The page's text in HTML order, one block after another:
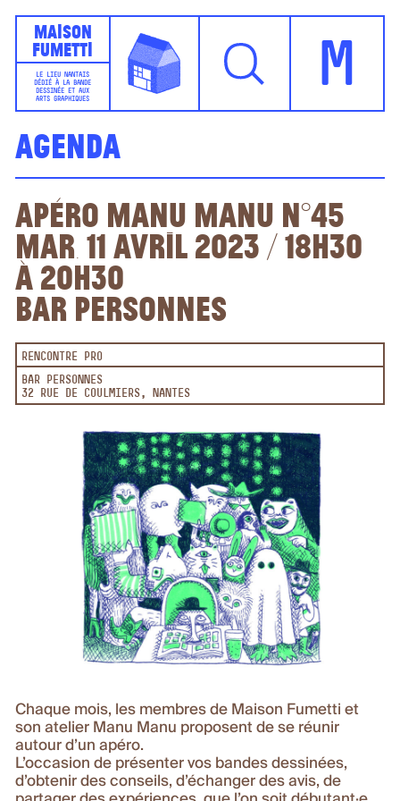
Maison
Fumetti
LE LIEU NANTAIS
DÉDIÉ À LA BANDE
DESSINÉE ET AUX
ARTS GRAPHIQUES
M
Agenda
Apéro Manu Manu n°45
Mar. 11 avril 2023 / 18h30
à 20h30
Bar Personnes
RENCONTRE PRO
BAR PERSONNES
32 RUE DE COULMIERS, NANTES
Chaque mois, les membres de Maison Fumetti et
son atelier Manu Manu proposent de se réunir
autour d’un apéro.
L’occasion de présenter vos bandes dessinées,
d’obtenir des conseils, d’échanger des avis, de